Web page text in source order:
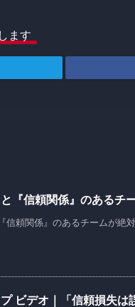
ます
と『信頼関係』のある
信頼関係』のあるチームが絶
ビデオ｜「信頼損失